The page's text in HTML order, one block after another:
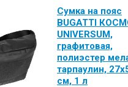
Сумка на пояс
BUGATTI
UNIVERSUM,
графитовая,
полиэстер
тарпаулин,
см, 1 л